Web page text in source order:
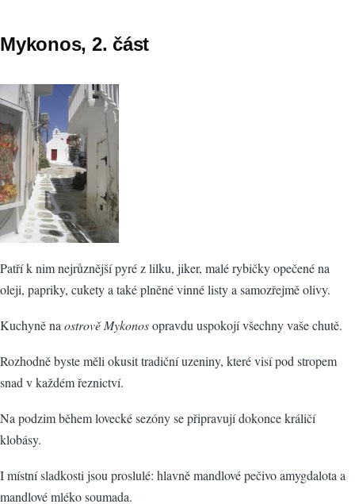
Mykonos, 2. část
Patří k nim nejrůznější pyré z lilku, jiker, malé rybičky opečené na
oleji, papriky, cukety a také plněné vinné listy a samozřejmě olivy.
Kuchyně naostrově Mykonosopravdu uspokojí všechny vaše chutě.
Rozhodně byste měli okusit tradiční uzeniny, které visí pod stropem
snad v každém řeznictví.
Na podzim během lovecké sezóny se připravují dokonce králičí
klobásy.
I místní sladkosti jsou proslulé: hlavně mandlové pečivo amygdalota a
mandlové mléko soumada.